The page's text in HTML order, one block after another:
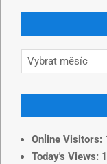
Online Visitors:
Today's Views: